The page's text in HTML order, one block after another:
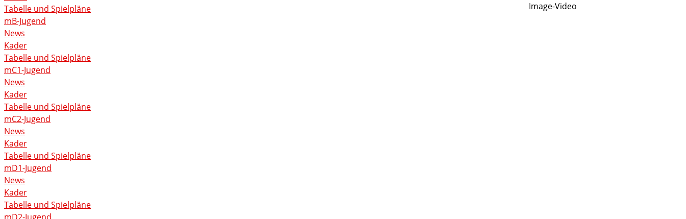
Tabelle und Spielpläne
mB-Jugend
News
Kader
Tabelle und Spielpläne
mC1-Jugend
News
Kader
Tabelle und Spielpläne
mC2-Jugend
News
Kader
Tabelle und Spielpläne
mD1-Jugend
News
Kader
Tabelle und Spielpläne
Image-Video